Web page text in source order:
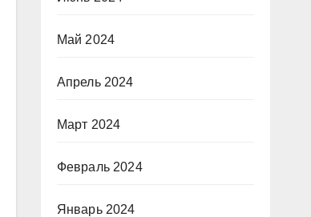
Май 2024
Апрель 2024
Март 2024
Февраль 2024
Январь 2024